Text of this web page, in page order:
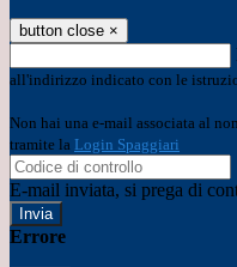
button close ×
all'indirizzo indicato con le
Non hai una e-mail associata al
tramite la Login Spaggiari
E-mail inviata, si prega di
Errore